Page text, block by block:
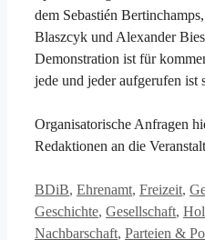
dem Sebastién
Blaszcyk und Alexander
Demonstration ist für
jede und jeder aufgerufen ist
Organisatorische Anfragen
Redaktionen an die
Kategorien
BDiB, Ehrenamt, Freizeit,
Geschichte, Gesellschaft,
Nachbarschaft, Parteien &